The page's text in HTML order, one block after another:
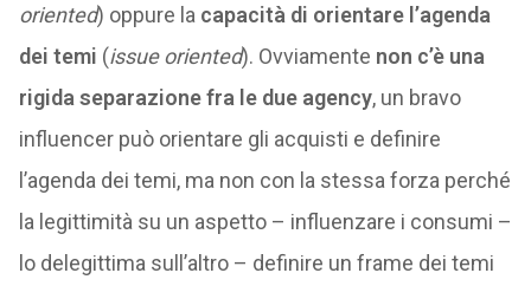
oriented) oppure la capacità di orientare l’agenda
dei temi (issue oriented). Ovviamente non c’è una
rigida separazione fra le due agency, un bravo
influencer può orientare gli acquisti e definire
l’agenda dei temi, ma non con la stessa forza perché
la legittimità su un aspetto – influenzare i consumi –
lo delegittima sull’altro – definire un frame dei temi